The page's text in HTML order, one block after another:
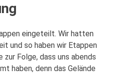
eingeteilt. Wir hatten
und so haben wir Etappen
Folge, dass uns abends
haben, denn das Gelände